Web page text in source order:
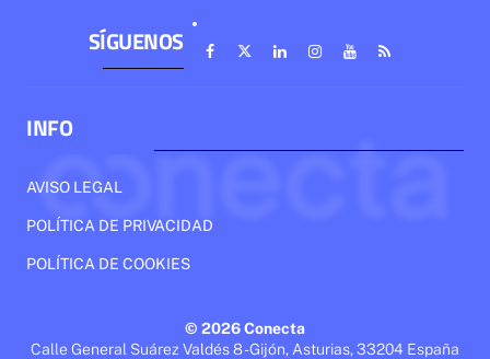
SÍGUENOS
INFO
AVISO LEGAL
POLÍTICA DE PRIVACIDAD
POLÍTICA DE COOKIES
© 2026 Conecta
Calle General Suárez Valdés 8 - Gijón, Asturias, 33204 España